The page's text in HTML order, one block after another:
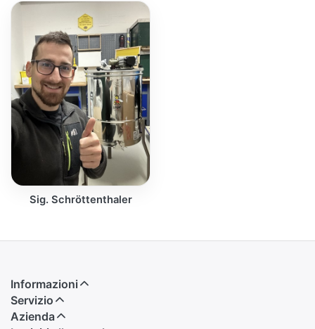
Sig. Schröttenthaler
Informazioni
Servizio
Azienda